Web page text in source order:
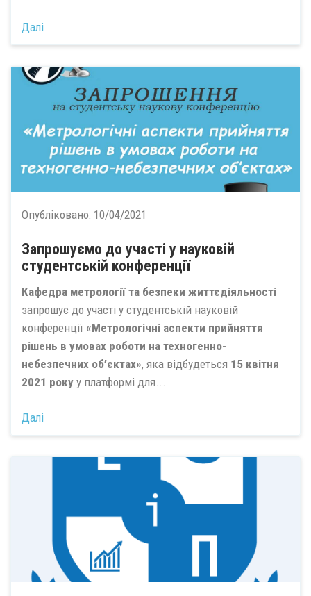
Далі
Опубліковано: 10/04/2021
Запрошуємо до участі у науковій
студентській конференції
Кафедра метрології та безпеки життєдіяльності
запрошує до участі у студентській науковій
конференції «Метрологічні аспекти прийняття
рішень в умовах роботи на техногенно-
небезпечних об’єктах», яка відбудеться 15 квітня
2021 року у платформі для...
Далі